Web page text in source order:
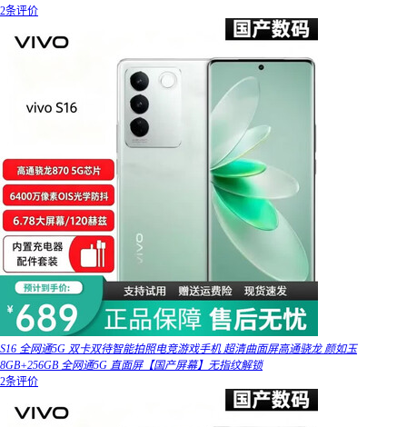
2条评价
S16 全网通5G 双卡双待智能拍照电竞游戏手机 超清曲面屏高通骁龙 颜如玉
8GB+256GB 全网通5G 直面屏【国产屏幕】无指纹解锁
2条评价